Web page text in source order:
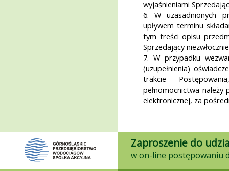
wyjaśnieniami
6. W uzasadnionych
upływem terminu
tym treści opisu
Sprzedający
7. W przypadku
(uzupełnienia)
trakcie
pełnomocnictwa należy
elektronicznej, za
Zaproszenie do